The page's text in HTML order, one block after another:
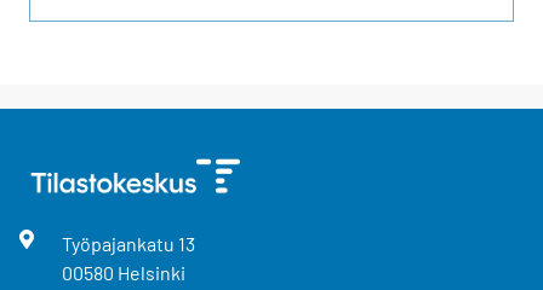
Työpajankatu 13
00580 Helsinki